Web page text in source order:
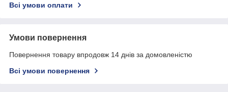
Всі умови оплати
Умови повернення
Повернення товару впродовж 14 днів за домовленістю
Всі умови повернення